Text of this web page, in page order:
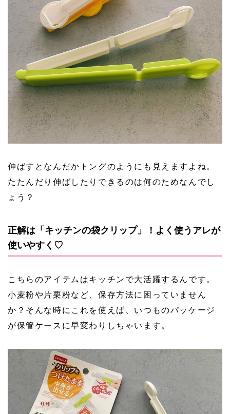
伸ばすとなんだかトングのようにも見えますよね。
たたんだり伸ばしたりできるのは何のためなんでし
ょう？
正解は「キッチンの袋クリップ」！よく使うアレが
使いやすく♡
こちらのアイテムはキッチンで大活躍するんです。
小麦粉や片栗粉など、保存方法に困っていません
か？そんな時にこれを使えば、いつものパッケージ
が保管ケースに早変わりしちゃいます。